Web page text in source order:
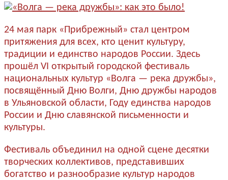
24 мая парк «Прибрежный» стал центром
притяжения для всех, кто ценит культуру,
традиции и единство народов России. Здесь
прошёл VI открытый городской фестиваль
национальных культур «Волга — река дружбы»,
посвящённый Дню Волги, Дню дружбы народов
в Ульяновской области, Году единства народов
России и Дню славянской письменности и
культуры.
Фестиваль объединил на одной сцене десятки
творческих коллективов, представивших
богатство и разнообразие культур народов